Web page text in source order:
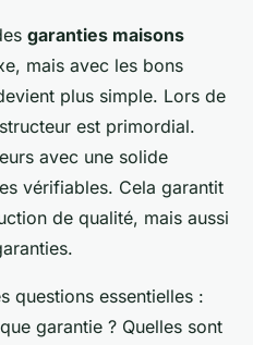
garanties maisons
mais avec les bons
plus simple. Lors de
est primordial.
avec une solide
vérifiables. Cela garantit
de qualité, mais aussi
questions essentielles :
garantie ? Quelles sont